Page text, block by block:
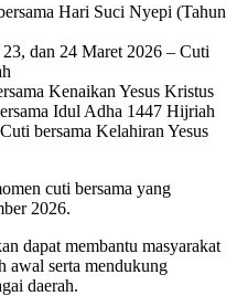
Hari Suci Nyepi (Tahun
dan 24 Maret 2026 – Cuti
Kenaikan Yesus Kristus
Idul Adha 1447 Hijriah
bersama Kelahiran Yesus
cuti bersama yang
2026.
dapat membantu masyarakat
awal serta mendukung
daerah.